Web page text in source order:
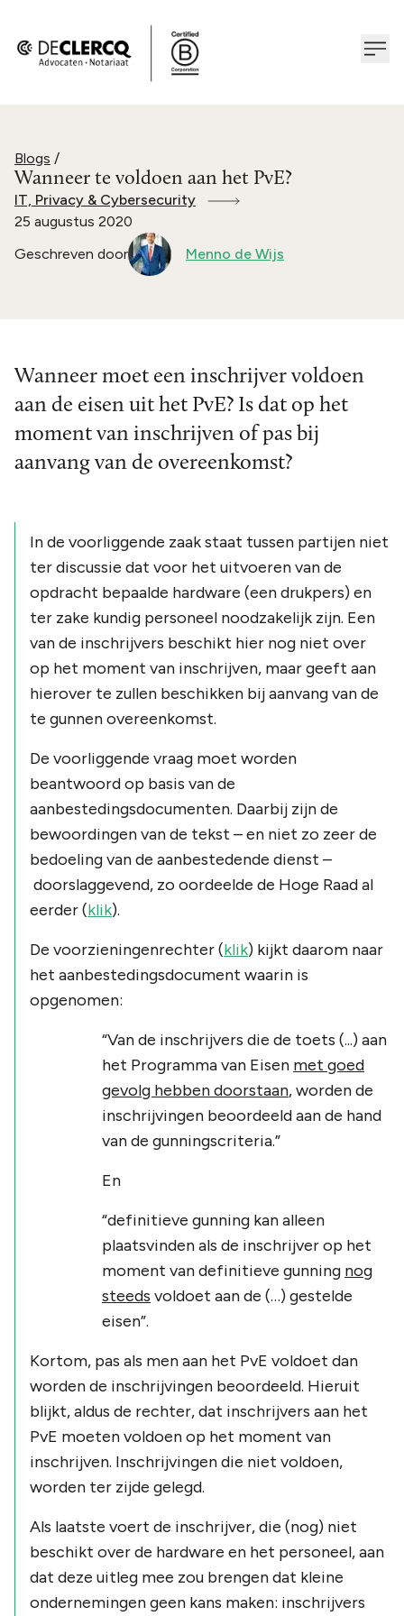
Blogs /
Wanneer te voldoen aan het PvE?
IT, Privacy & Cybersecurity
25 augustus 2020
Geschreven door
Menno de Wijs
Wanneer moet een inschrijver voldoen
aan de eisen uit het PvE? Is dat op het
moment van inschrijven of pas bij
aanvang van de overeenkomst?
In de voorliggende zaak staat tussen partijen niet
ter discussie dat voor het uitvoeren van de
opdracht bepaalde hardware (een drukpers) en
ter zake kundig personeel noodzakelijk zijn. Een
van de inschrijvers beschikt hier nog niet over
op het moment van inschrijven, maar geeft aan
hierover te zullen beschikken bij aanvang van de
te gunnen overeenkomst.
De voorliggende vraag moet worden
beantwoord op basis van de
aanbestedingsdocumenten. Daarbij zijn de
bewoordingen van de tekst – en niet zo zeer de
bedoeling van de aanbestedende dienst –
doorslaggevend, zo oordeelde de Hoge Raad al
eerder (klik).
De voorzieningenrechter (klik) kijkt daarom naar
het aanbestedingsdocument waarin is
opgenomen:
“Van de inschrijvers die de toets (...) aan
het Programma van Eisen met goed
gevolg hebben doorstaan, worden de
inschrijvingen beoordeeld aan de hand
van de gunningscriteria.”
En
“definitieve gunning kan alleen
plaatsvinden als de inschrijver op het
moment van definitieve gunning nog
steeds voldoet aan de (…) gestelde
eisen”.
Kortom, pas als men aan het PvE voldoet dan
worden de inschrijvingen beoordeeld. Hieruit
blijkt, aldus de rechter, dat inschrijvers aan het
PvE moeten voldoen op het moment van
inschrijven. Inschrijvingen die niet voldoen,
worden ter zijde gelegd.
Als laatste voert de inschrijver, die (nog) niet
beschikt over de hardware en het personeel, aan
dat deze uitleg mee zou brengen dat kleine
ondernemingen geen kans maken: inschrijvers